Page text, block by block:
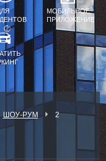
МОБИЛЬНОЕ
ПРИЛОЖЕНИЕ
ШОУ-РУМ 2